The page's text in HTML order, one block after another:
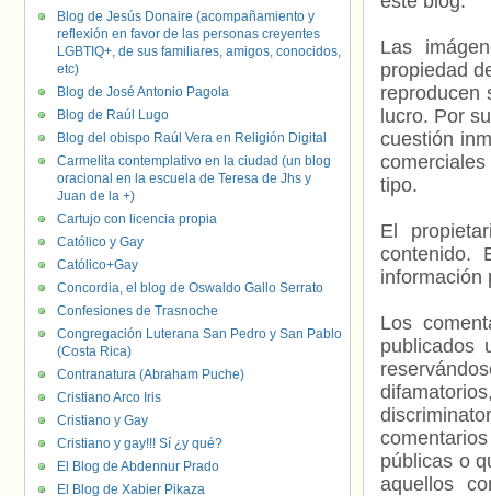
Las
propiedad
reproducen
lucro. Por
cuestión
tipo.
El
contenido.
información
Los
publicados
públicas o
aquellos
Blog de Jesús Donaire (acompañamiento y
reflexión en favor de las personas creyentes
LGBTIQ+, de sus familiares, amigos, conocidos,
etc)
Blog de José Antonio Pagola
Blog de Raúl Lugo
Blog del obispo Raúl Vera en Religión Digital
Carmelita contemplativo en la ciudad (un blog
oracional en la escuela de Teresa de Jhs y
Juan de la +)
Cartujo con licencia propia
Católico y Gay
Católico+Gay
Concordia, el blog de Oswaldo Gallo Serrato
Confesiones de Trasnoche
Congregación Luterana San Pedro y San Pablo
(Costa Rica)
Contranatura (Abraham Puche)
Cristiano Arco Iris
Cristiano y Gay
Cristiano y gay!!! Sí ¿y qué?
El Blog de Abdennur Prado
El Blog de Xabier Pikaza